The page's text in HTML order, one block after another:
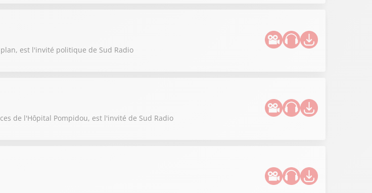
est l'invité politique de Sud Radio
de l'Hôpital Pompidou, est l'invité de Sud Radio